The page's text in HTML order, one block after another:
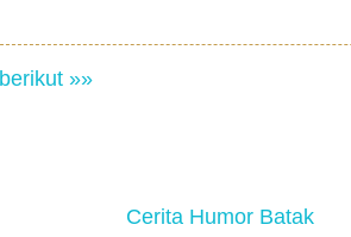
berikut »»
Cerita Humor Batak